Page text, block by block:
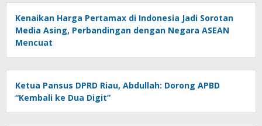
Kenaikan Harga Pertamax di Indonesia Jadi Sorotan
Media Asing, Perbandingan dengan Negara ASEAN
Mencuat
Ketua Pansus DPRD Riau, Abdullah: Dorong APBD
“Kembali ke Dua Digit”